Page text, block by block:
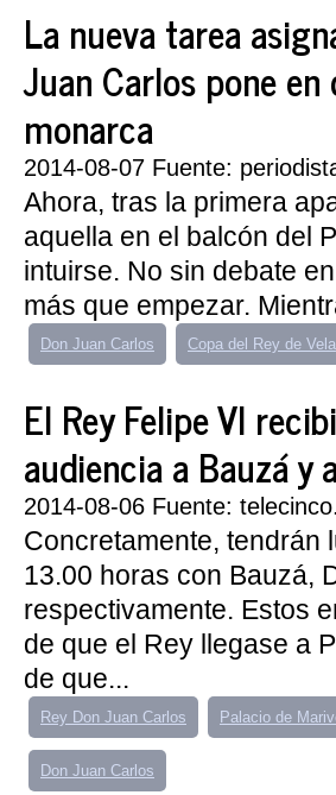
La nueva tarea
Juan Carlos pone
monarca
2014-08-07 Fuente:
Ahora, tras la primera
aquella en el balcón del
intuirse. No sin debate
más que empezar.
Don Juan Carlos Copa del Rey de Vela
El Rey Felipe VI
audiencia a Bauzá y
2014-08-06 Fuente:
Concretamente, tendrán
13.00 horas con Bauzá,
respectivamente. Estos
de que el Rey llegase a
de que...
Rey Don Juan Carlos Palacio de
Don Juan Carlos